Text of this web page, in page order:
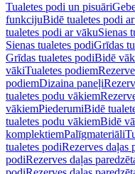
Tualetes podi un pisuāri
funkcijuBidē tualetes podi
tualetes podi ar vākuSienas
Sienas tualetes podiGrīdas
Grīdas tualetes podiBidē
vākiTualetes podiem
podiemDizaina paneļi
tualetes podu vākiem
vākiemPiederumiBidē
tualetes podu vākiemBidē
komplektiemPalīgmateriāli
tualetes podiRezerves daļas
podiRezerves daļas